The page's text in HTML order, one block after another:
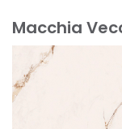
Macchia